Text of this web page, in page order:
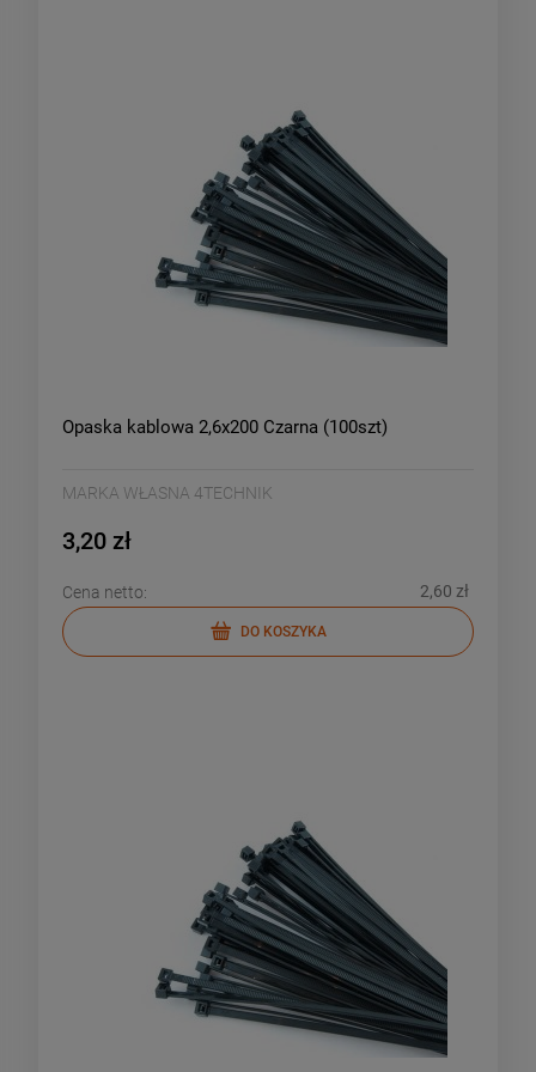
Opaska kablowa 2,6x200 Czarna (100szt)
MARKA WŁASNA 4TECHNIK
3,20 zł
Cena netto: 2,60 zł
DO KOSZYKA